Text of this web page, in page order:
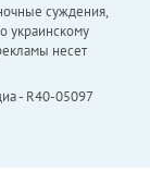
суждения,
украинскому
несет
- R40-05097